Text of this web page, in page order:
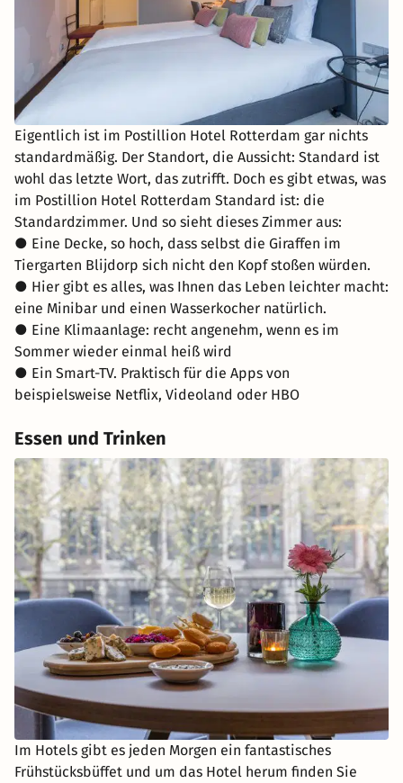
Eigentlich ist im Postillion Hotel Rotterdam gar nichts
standardmäßig. Der Standort, die Aussicht: Standard ist
wohl das letzte Wort, das zutrifft. Doch es gibt etwas, was
im Postillion Hotel Rotterdam Standard ist: die
Standardzimmer. Und so sieht dieses Zimmer aus:
● Eine Decke, so hoch, dass selbst die Giraffen im
Tiergarten Blijdorp sich nicht den Kopf stoßen würden.
● Hier gibt es alles, was Ihnen das Leben leichter macht:
eine Minibar und einen Wasserkocher natürlich.
● Eine Klimaanlage: recht angenehm, wenn es im
Sommer wieder einmal heiß wird
● Ein Smart-TV. Praktisch für die Apps von
beispielsweise Netflix, Videoland oder HBO
Essen und Trinken
Im Hotels gibt es jeden Morgen ein fantastisches
Frühstücksbüffet und um das Hotel herum finden Sie